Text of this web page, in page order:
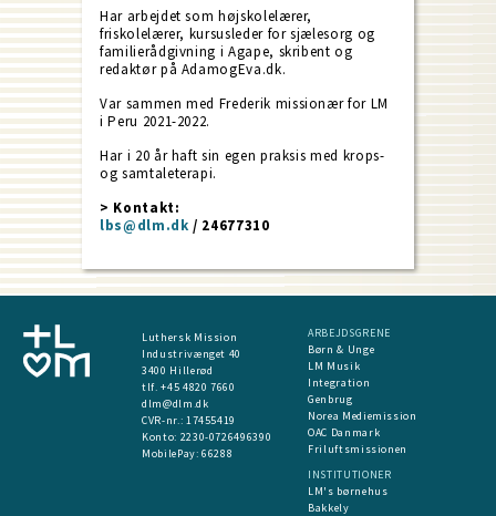
Har arbejdet som højskolelærer,
friskolelærer, kursusleder for sjælesorg og
familierådgivning i Agape, skribent og
redaktør på AdamogEva.dk.
Var sammen med Frederik missionær for LM
i Peru 2021-2022.
Har i 20 år haft sin egen praksis med krops-
og samtaleterapi.
> Kontakt:
lbs@dlm.dk / 24677310
Luthersk Mission
Industrivænget 40
3400 Hillerød
tlf. +45 4820 7660
dlm@dlm.dk
CVR-nr.: 17455419
​Konto: 2230-0726496390
MobilePay:66288
ARBEJDSGRENE
Børn & Unge
LM Musik
Integration
Genbrug
Norea Mediemission
OAC Danmark
Friluftsmissionen
INSTITUTIONER
LM's børnehus
Bakkely